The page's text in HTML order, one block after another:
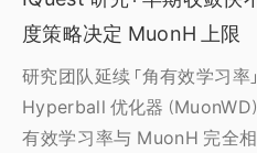
度策略决定 MuonH 上限
研究团队延续「角有效学习率
Hyperball 优化器（MuonWD
有效学习率与 MuonH 完全